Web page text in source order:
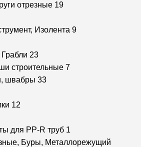
отрезные 19
Изолента 9
23
строительные 7
швабры 33
12
для PP-R труб 1
Буры, Металлорежущий